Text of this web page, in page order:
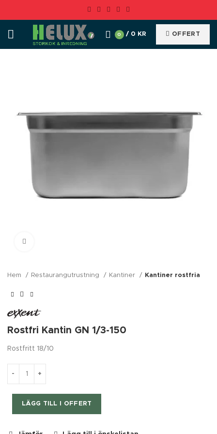
0 / 0 KR OFFERT
Hem Restaurangutrustning Kantiner Kantiner rostfria
Rostfri Kantin GN 1/3-150
Rostfritt 18/10
LÄGG TILL I OFFERT
Nödvändiga
Dessa kakor
går inte att
De behövs
för att
över huvud
taget ska
förbättra